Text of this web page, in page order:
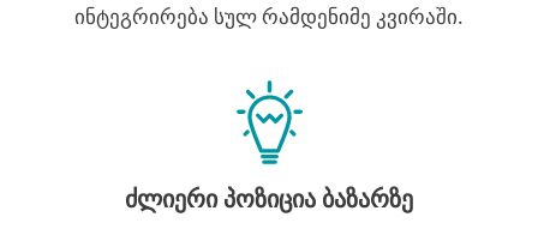
ინტეგრირება სულ რამდენიმე კვირაში.
ძლიერი პოზიცია ბაზარზე